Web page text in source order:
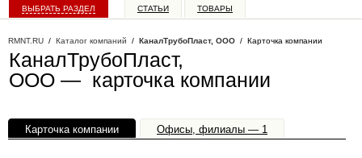
ВЫБРАТЬ РАЗДЕЛ СТАТЬИ ТОВАРЫ
RMNT.RU / Каталог компаний / КаналТрубоПласт, ООО / Карточка компании
КаналТрубоПласт,
ООО — карточка компании
Карточка компании Офисы, филиалы — 1